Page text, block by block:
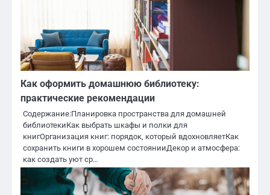
Как оформить домашнюю библиотеку:
практические рекомендации
Содержание:Планировка пространства для домашней
библиотекиКак выбрать шкафы и полки для
книгОрганизация книг: порядок, который вдохновляетКак
сохранить книги в хорошем состоянииДекор и атмосфера:
как создать уют ср…